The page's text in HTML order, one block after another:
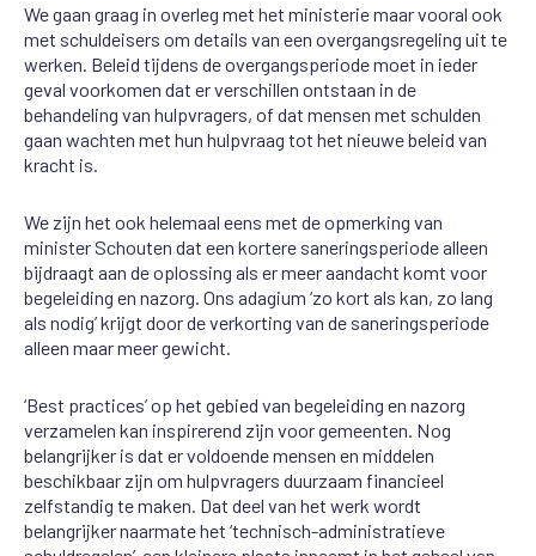
We gaan graag in overleg met het ministerie maar vooral ook
met schuldeisers om details van een overgangsregeling uit te
werken. Beleid tijdens de overgangsperiode moet in ieder
geval voorkomen dat er verschillen ontstaan in de
behandeling van hulpvragers, of dat mensen met schulden
gaan wachten met hun hulpvraag tot het nieuwe beleid van
kracht is.
We zijn het ook helemaal eens met de opmerking van
minister Schouten dat een kortere saneringsperiode alleen
bijdraagt aan de oplossing als er meer aandacht komt voor
begeleiding en nazorg. Ons adagium ‘zo kort als kan, zo lang
als nodig’ krijgt door de verkorting van de saneringsperiode
alleen maar meer gewicht.
‘Best practices’ op het gebied van begeleiding en nazorg
verzamelen kan inspirerend zijn voor gemeenten. Nog
belangrijker is dat er voldoende mensen en middelen
beschikbaar zijn om hulpvragers duurzaam financieel
zelfstandig te maken. Dat deel van het werk wordt
belangrijker naarmate het ‘technisch-administratieve